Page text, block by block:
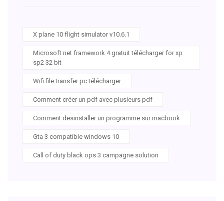
X plane 10 flight simulator v10.6.1
Microsoft net framework 4 gratuit télécharger for xp
sp2 32 bit
Wifi file transfer pc télécharger
Comment créer un pdf avec plusieurs pdf
Comment desinstaller un programme sur macbook
Gta 3 compatible windows 10
Call of duty black ops 3 campagne solution